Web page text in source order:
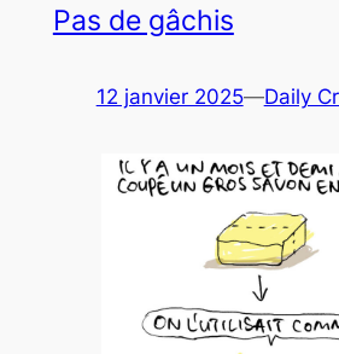
Pas de gâchis
12 janvier 2025—Daily